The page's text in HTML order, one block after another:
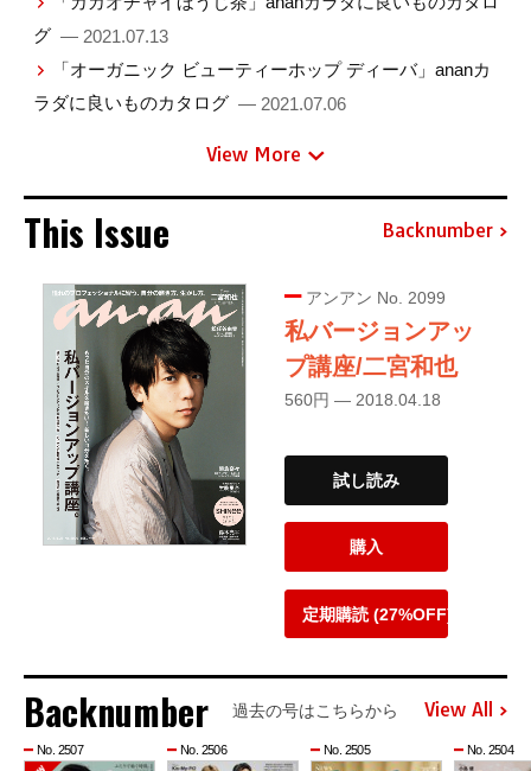
グ — 2021.07.13
「オーガニック ビューティーホップ ディーバ」ananカ
ラダに良いものカタログ — 2021.07.06
View More
This Issue Backnumber
アンアン No. 2099
私バージョンアッ
プ講座/二宮和也
560円 — 2018.04.18
試し読み
購入
定期購読 (27%OFF)
Backnumber 過去の号はこちらから View All
No. 2507 No. 2506 No. 2505 No. 2504